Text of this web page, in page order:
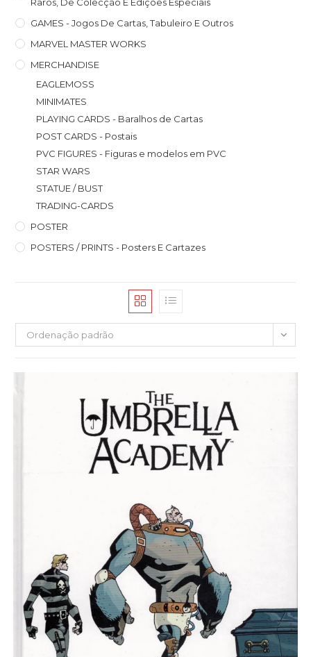
GAMES - Jogos De Cartas, Tabuleiro E Outros
MARVEL MASTER WORKS
MERCHANDISE
EAGLEMOSS
MINIMATES
PLAYING CARDS - Baralhos de Cartas
POST CARDS - Postais
PVC FIGURES - Figuras e modelos em PVC
STAR WARS
STATUE / BUST
TRADING-CARDS
POSTER
POSTERS / PRINTS - Posters E Cartazes
Ordenação padrão